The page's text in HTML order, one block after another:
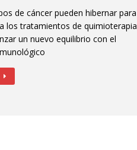
de cáncer pueden hibernar para
los tratamientos de quimioterapia
un nuevo equilibrio con el